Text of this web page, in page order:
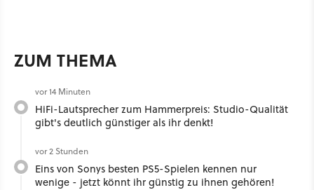
ZUM THEMA
vor 14 Minuten
HiFi-Lautsprecher zum Hammerpreis: Studio-Qualität
gibt's deutlich günstiger als ihr denkt!
vor 2 Stunden
Eins von Sonys besten PS5-Spielen kennen nur
wenige - jetzt könnt ihr günstig zu ihnen gehören!